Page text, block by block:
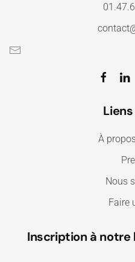
À
Nous
Faire
Inscription à